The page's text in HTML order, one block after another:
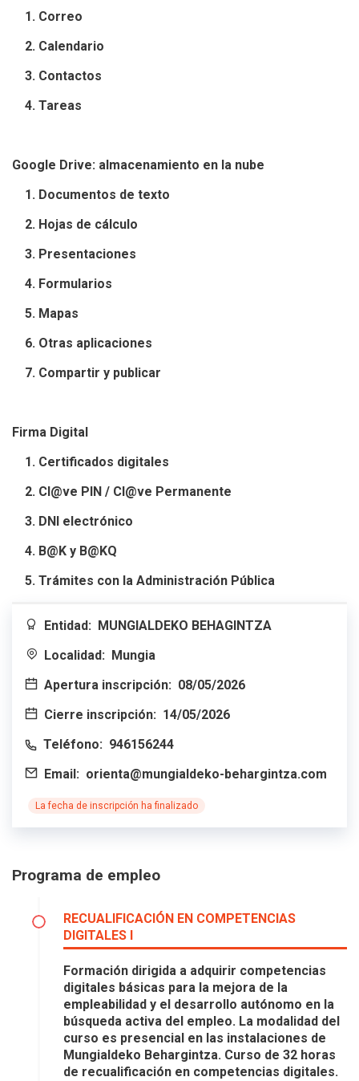
1. Correo
2. Calendario
3. Contactos
4. Tareas
Google Drive: almacenamiento en la nube
1. Documentos de texto
2. Hojas de cálculo
3. Presentaciones
4. Formularios
5. Mapas
6. Otras aplicaciones
7. Compartir y publicar
Firma Digital
1. Certificados digitales
2. Cl@ve PIN / Cl@ve Permanente
3. DNI electrónico
4. B@K y B@KQ
5. Trámites con la Administración Pública
Entidad: MUNGIALDEKO BEHAGINTZA
Localidad: Mungia
Apertura inscripción: 08/05/2026
Cierre inscripción: 14/05/2026
Teléfono: 946156244
Email: orienta@mungialdeko-behargintza.com
La fecha de inscripción ha finalizado
Programa de empleo
RECUALIFICACIÓN EN COMPETENCIAS
DIGITALES I
Formación dirigida a adquirir competencias
digitales básicas para la mejora de la
empleabilidad y el desarrollo autónomo en la
búsqueda activa del empleo. La modalidad del
curso es presencial en las instalaciones de
Mungialdeko Behargintza. Curso de 32 horas
de recualificación en competencias digitales.